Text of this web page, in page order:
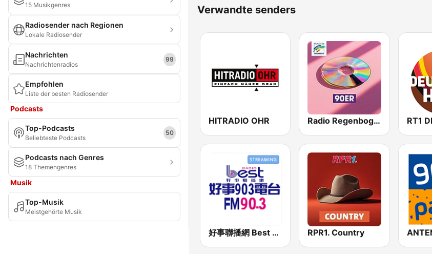
15 Musikgenres
Radiosender nach Regionen
Lokale Radiosender
Nachrichten
Nachrichtenradios
99
Empfohlen
Liste der besten Radiosender
Podcasts
Top-Podcasts
Beliebteste Podcasts
50
Podcasts nach Genres
18 Themengenres
Musik
Top-Musik
Meistgehörte Musik
Verwandte senders
HITRADIO OHR Radio Regenbogen - 90er
好事聯播網 Best Radio FM90.3 RPR1. Country